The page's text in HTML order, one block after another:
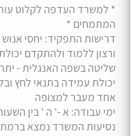
* למשרד העדפה לקלוט
המתמחים *
דרישות התפקיד: יחסי
ורצון ללמוד ולהתקדם
שליטה בשפה האנגלית -
יכולת עמידה בתנאי לחץ
אחד מעבר למצופה
נסיעות המשרד נמצא ברמת